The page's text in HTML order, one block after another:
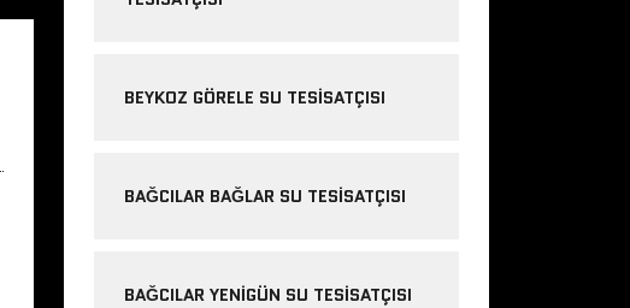
BEYKOZ GÖRELE SU TESISATÇISI
BAĞCILAR BAĞLAR SU TESISATÇISI
BAĞCILAR YENIGÜN SU TESISATÇISI